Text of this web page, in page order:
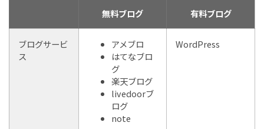
無料ブログ 有料ブログ
ブログサービ
ス
アメブロ
はてなブロ
グ
楽天ブログ
livedoorブ
ログ
note
WordPress